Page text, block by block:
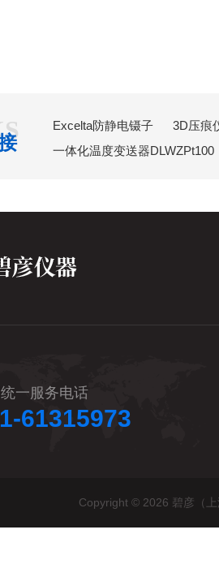
Excelta防静电镊子
3D压痕
一体化温度变送器DLWZPt100
一服务电话
61315973
Copyright © 2026 碧彦（